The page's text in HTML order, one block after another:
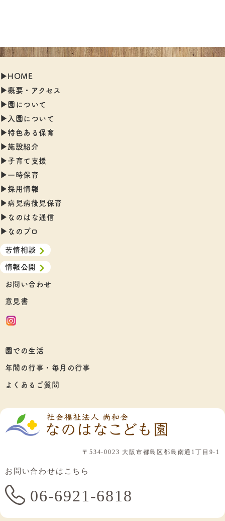
▶︎HOME
▶︎概要・アクセス
▶︎園について
▶︎入園について
▶︎特色ある保育
▶︎施設紹介
▶︎子育て支援
▶︎一時保育
▶︎採用情報
▶︎病児病後児保育
▶︎なのはな通信
▶︎なのプロ
苦情相談
情報公開
お問い合わせ
意見書
園での生活
年間の行事・毎月の行事
よくあるご質問
〒534-0023 大阪市都島区都島南通1丁目9-1
お問い合わせはこちら
06-6921-6818